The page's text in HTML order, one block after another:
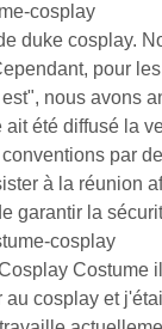
cosplay
duke cosplay.
pour
nous avons
été diffusé la
par
à la réunion
garantir la
cosplay
cosplay et